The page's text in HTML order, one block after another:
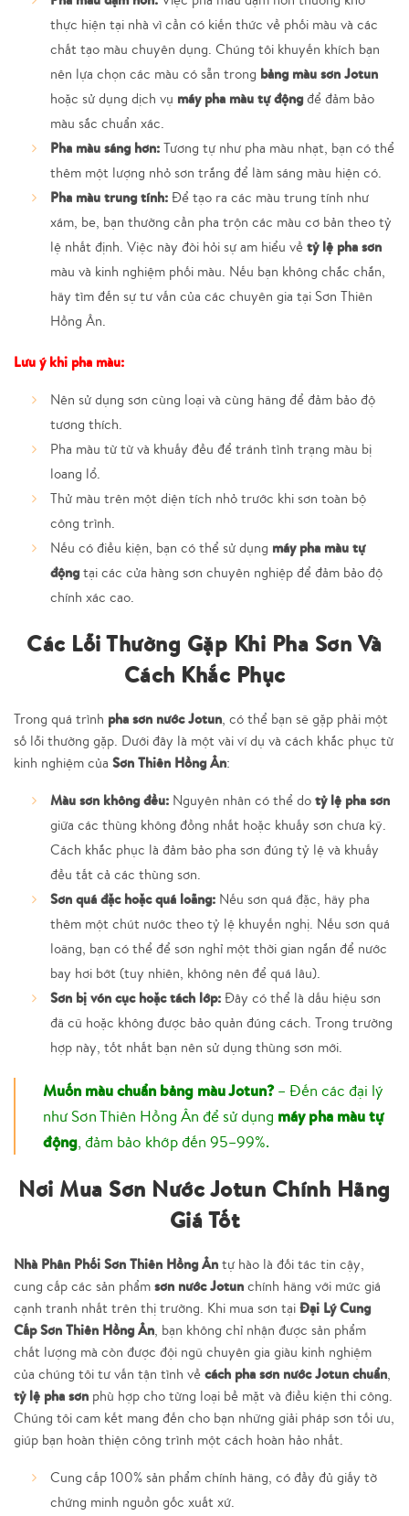
thực hiện tại nhà vì cần có kiến thức về phối màu và các
chất tạo màu chuyên dụng. Chúng tôi khuyến khích bạn
nên lựa chọn các màu có sẵn trong bảng màu sơn Jotun
hoặc sử dụng dịch vụ máy pha màu tự độngđể đảm bảo
màu sắc chuẩn xác.
Pha màu sáng hơn: Tương tự như pha màu nhạt, bạn có thể
thêm một lượng nhỏ sơn trắng để làm sáng màu hiện có.
Pha màu trung tính: Để tạo ra các màu trung tính như
xám, be, bạn thường cần pha trộn các màu cơ bản theo tỷ
lệ nhất định. Việc này đòi hỏi sự am hiểu về tỷ lệ pha sơn
màu và kinh nghiệm phối màu. Nếu bạn không chắc chắn,
hãy tìm đến sự tư vấn của các chuyên gia tại Sơn Thiên
Hồng Ân.
Lưu ý khi pha màu:
Nên sử dụng sơn cùng loại và cùng hãng để đảm bảo độ
tương thích.
Pha màu từ từ và khuấy đều để tránh tình trạng màu bị
loang lổ.
Thử màu trên một diện tích nhỏ trước khi sơn toàn bộ
công trình.
Nếu có điều kiện, bạn có thể sử dụng máy pha màu tự
độngtại các cửa hàng sơn chuyên nghiệp để đảm bảo độ
chính xác cao.
Các Lỗi Thường Gặp Khi Pha Sơn Và
Cách Khắc Phục
Trong quá trình pha sơn nước Jotun , có thể bạn sẽ gặp phải một
số lỗi thường gặp. Dưới đây là một vài ví dụ và cách khắc phục từ
kinh nghiệm của Sơn Thiên Hồng Ân:
Màu sơn không đều: Nguyên nhân có thể do tỷ lệ pha sơn
giữa các thùng không đồng nhất hoặc khuấy sơn chưa kỹ.
Cách khắc phục là đảm bảo pha sơn đúng tỷ lệ và khuấy
đều tất cả các thùng sơn.
Sơn quá đặc hoặc quá loãng: Nếu sơn quá đặc, hãy pha
thêm một chút nước theo tỷ lệ khuyến nghị. Nếu sơn quá
loãng, bạn có thể để sơn nghỉ một thời gian ngắn để nước
bay hơi bớt (tuy nhiên, không nên để quá lâu).
Sơn bị vón cục hoặc tách lớp: Đây có thể là dấu hiệu sơn
đã cũ hoặc không được bảo quản đúng cách. Trong trường
hợp này, tốt nhất bạn nên sử dụng thùng sơn mới.
Muốn màu chuẩn bảng màu Jotun?– Đến các đại lý
như Sơn Thiên Hồng Ân để sử dụng máy pha màu tự
động, đảm bảo khớp đến 95–99%.
Nơi Mua Sơn Nước Jotun Chính Hãng
Giá Tốt
Nhà Phân Phối Sơn Thiên Hồng Ân tự hào là đối tác tin cậy,
cung cấp các sản phẩm sơn nước Jotun chính hãng với mức giá
cạnh tranh nhất trên thị trường. Khi mua sơn tại Đại Lý Cung
Cấp Sơn Thiên Hồng Ân , bạn không chỉ nhận được sản phẩm
chất lượng mà còn được đội ngũ chuyên gia giàu kinh nghiệm
của chúng tôi tư vấn tận tình về cách pha sơn nước Jotun chuẩn
tỷ lệ pha sơn phù hợp cho từng loại bề mặt và điều kiện thi công.
Chúng tôi cam kết mang đến cho bạn những giải pháp sơn tối ưu,
giúp bạn hoàn thiện công trình một cách hoàn hảo nhất.
Cung cấp 100% sản phẩm chính hãng, có đầy đủ giấy tờ
chứng minh nguồn gốc xuất xứ.